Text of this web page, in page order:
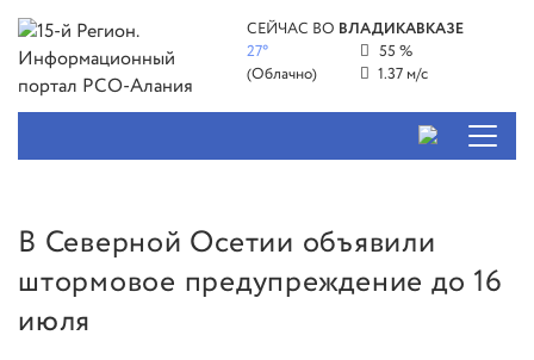
СЕЙЧАС ВО ВЛАДИКАВКАЗЕ
27°
(Облачно)
55 %
1.37 м/с
В Северной Осетии объявили
штормовое предупреждение до 16
июля